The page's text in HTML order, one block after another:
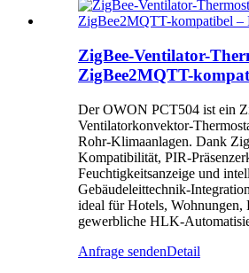
ZigBee-Ventilator-
ZigBee2MQTT-
Der OWON PCT504 ist ein
Ventilatorkonvektor-
Rohr-Klimaanlagen. Dank
Kompatibilität, PIR-
Feuchtigkeitsanzeige und
Gebäudeleittechnik-
ideal für Hotels, Wohnungen,
gewerbliche HLK-
Anfrage sendenDetail